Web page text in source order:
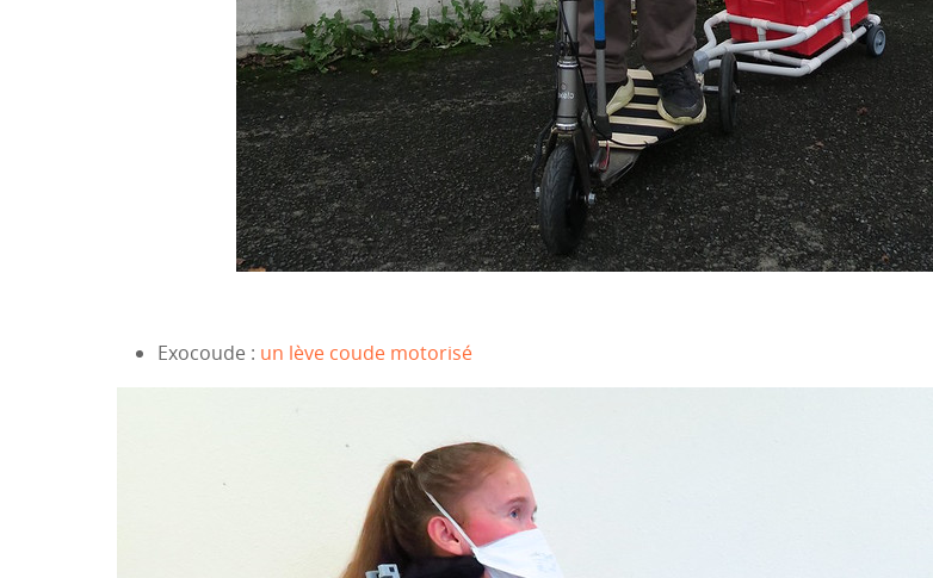
Exocoude : un lève coude motorisé